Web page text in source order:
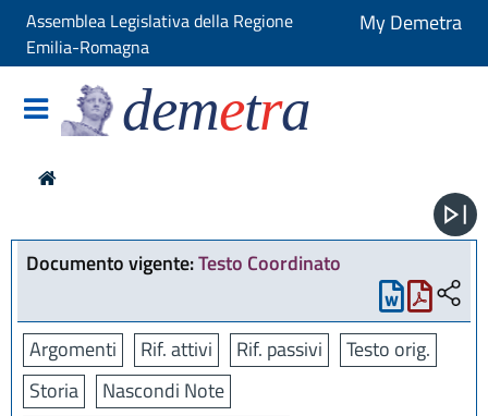
Assemblea Legislativa della Regione
Emilia-Romagna
My Demetra
demetra
Documento vigente:Testo Coordinato
Argomenti Rif. attivi Rif. passivi
Testo orig.
Storia
Nascondi Note